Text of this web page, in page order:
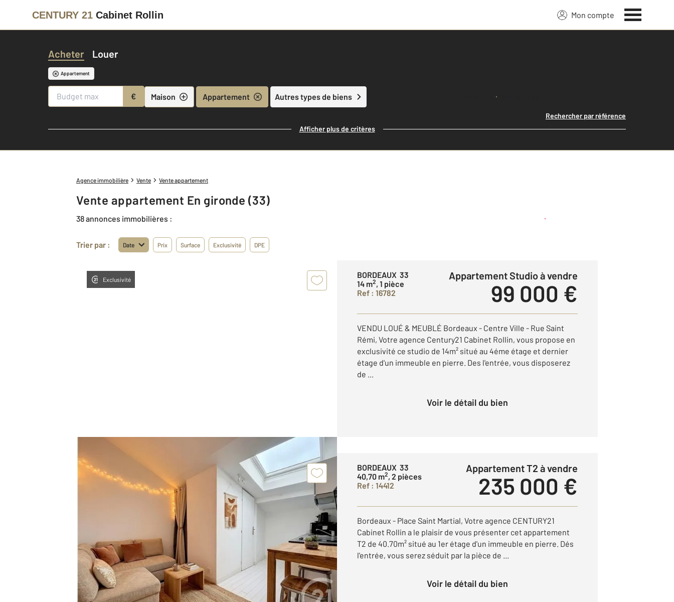
CENTURY 21 Cabinet Rollin Mon compte
Acheter Louer
Appartement
€ Maison Appartement Autres types de biens Lancer ma recherche
Rechercher par référence
Afficher plus de critères
Agence immobilière Vente Vente appartement
Vente appartement En gironde (33)
38 annonces immobilières : Créer une alerte
Trier par : Date Prix Surface Exclusivité DPE
Exclusivité
BORDEAUX 33
14 m2, 1 pièce
Ref : 16782
Appartement Studio à vendre
99 000 €
VENDU LOUÉ & MEUBLÉ Bordeaux - Centre Ville - Rue Saint
Rémi, Votre agence Century21 Cabinet Rollin, vous propose en
exclusivité ce studio de 14m² situé au 4éme étage et dernier
étage d'un immeuble en pierre. Des l'entrée, vous disposerez
de ...
Voir le détail du bien
BORDEAUX 33
40,70 m2, 2 pièces
Ref : 14412
Appartement T2 à vendre
235 000 €
Bordeaux - Place Saint Martial, Votre agence CENTURY21
Cabinet Rollin a le plaisir de vous présenter cet appartement
T2 de 40.70m² situé au 1er étage d'un immeuble en pierre. Dés
l'entrée, vous serez séduit par la pièce de ...
Voir le détail du bien